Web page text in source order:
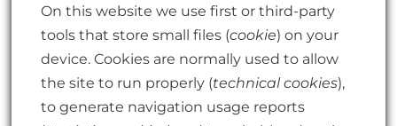
dentro di noi capire cosa ci sta maggiormente a
cuore.
Dimenticandoci, accumuliamo frustrazioni.
On this website we use first or third-party
tools that store small files (cookie) on your
device. Cookies are normally used to allow
the site to run properly (technical cookies),
to generate navigation usage reports